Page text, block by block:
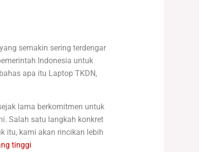
semakin sering terdengar
Indonesia untuk
apa itu Laptop TKDN,
lama berkomitmen untuk
Salah satu langkah konkret
itu, kami akan rincikan lebih
tinggi